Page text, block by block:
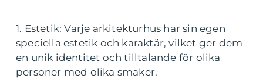
1. Estetik: Varje arkitekturhus har sin egen
speciella estetik och karaktär, vilket ger dem
en unik identitet och tilltalande för olika
personer med olika smaker.